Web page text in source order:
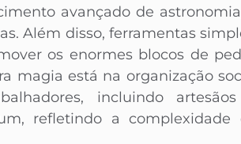
avançado de
Além disso, ferramentas
os enormes blocos de
magia está na organização
incluindo
refletindo a complexidade